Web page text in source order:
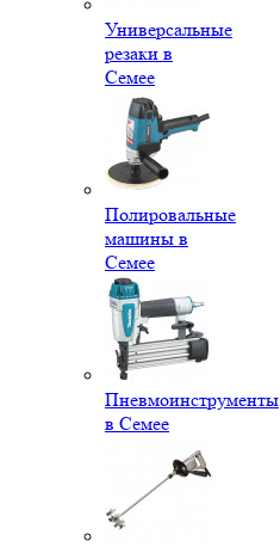
Универсальные
резаки в
Семее
Полировальные
машины в
Семее
Пневмоинструменты
в Семее